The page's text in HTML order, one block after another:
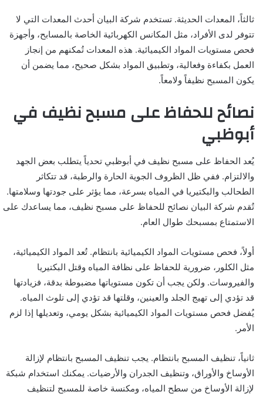
ثالثاً، المعدات الحديثة. تستخدم شركة البيان أحدث المعدات التي لا
تتوفر لدى الأفراد، مثل المكانس الكهربائية الخاصة بالمسابح، وأجهزة
فحص مستويات المواد الكيميائية. هذه المعدات تُمكنهم من إنجاز
العمل بكفاءة وفعالية، وتطبيق المواد بشكل صحيح، مما يضمن أن
يكون المسبح نظيفاً ولامعاً.
نصائح للحفاظ على مسبح نظيف في
أبوظبي
يُعد الحفاظ على مسبح نظيف في أبوظبي تحدياً يتطلب بعض الجهد
والالتزام. ففي ظل الظروف الجوية الحارة والرطبة، قد تتكاثر
الطحالب والبكتيريا في المياه بسرعة، مما يؤثر على جودتها وسلامتها.
تُقدم شركة البيان نصائح للحفاظ على مسبح نظيف، مما يساعدك على
الاستمتاع بمسبحك طوال العام.
أولاً، فحص مستويات المواد الكيميائية بانتظام. تُعد المواد الكيميائية،
مثل الكلور، ضرورية للحفاظ على نظافة المياه وقتل البكتيريا
والفيروسات. ولكن يجب أن تكون مستوياتها مضبوطة بدقة، فزيادتها
قد تؤدي إلى تهيج الجلد والعينين، وقلتها قد تؤدي إلى تلوث المياه.
يُفضل فحص مستويات المواد الكيميائية بشكل يومي، وتعديلها إذا لزم
الأمر.
ثانياً، تنظيف المسبح بانتظام. يجب تنظيف المسبح بانتظام لإزالة
الأوساخ والأوراق، وتنظيف الجدران والأرضيات. يمكنك استخدام شبكة
لإزالة الأوساخ من سطح المياه، ومكنسة خاصة للمسبح لتنظيف